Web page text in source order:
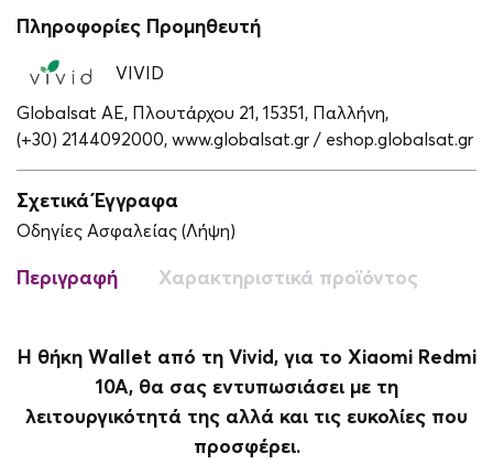
Πληροφορίες Προμηθευτή
VIVID
Globalsat ΑΕ, Πλουτάρχου 21, 15351, Παλλήνη,
(+30) 2144092000, www.globalsat.gr / eshop.globalsat.gr
Σχετικά Έγγραφα
Οδηγίες Ασφαλείας (Λήψη)
Περιγραφή Χαρακτηριστικά προϊόντος
Η θήκη Wallet από τη Vivid, για το Xiaomi Redmi
10A, θα σας εντυπωσιάσει με τη
λειτουργικότητά της αλλά και τις ευκολίες που
προσφέρει.